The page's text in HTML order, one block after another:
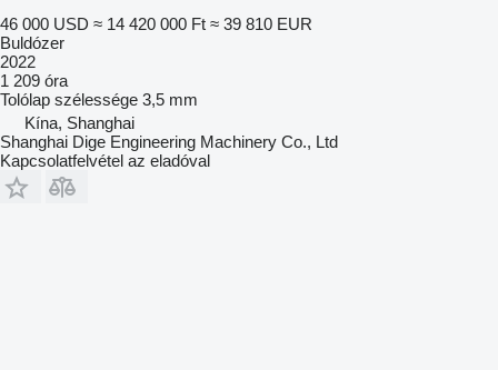
46 000 USD ≈ 14 420 000 Ft ≈ 39 810 EUR
Buldózer
2022
1 209 óra
Tolólap szélessége 3,5 mm
Kína, Shanghai
Shanghai Dige Engineering Machinery Co., Ltd
Kapcsolatfelvétel az eladóval